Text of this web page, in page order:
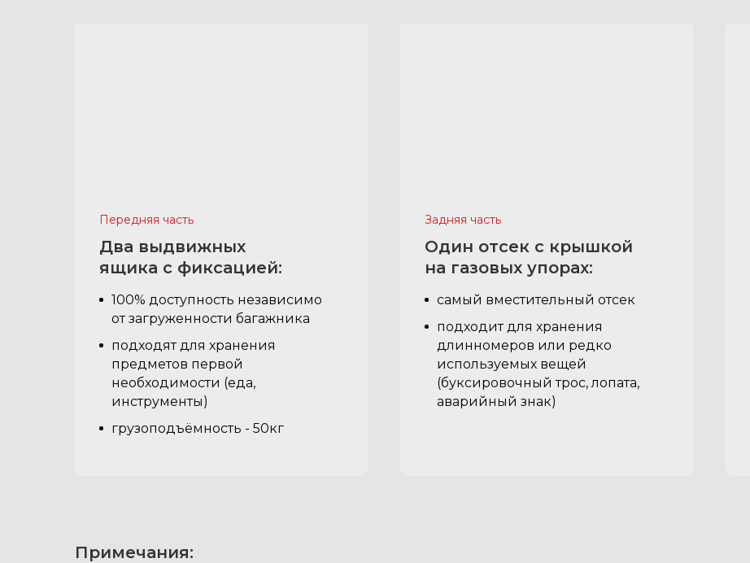
Передняя часть Задняя часть
Два выдвижных
ящика с фиксацией:
Один отсек с крышкой
на газовых упорах:
100% доступность независимо
от загруженности багажника
самый вместительный отсек
подходят для хранения
предметов первой
необходимости (еда,
инструменты)
подходит для хранения
длинномеров или редко
используемых вещей
(буксировочный трос, лопата,
аварийный знак)
Примечания:
грузоподъёмность - 50кг